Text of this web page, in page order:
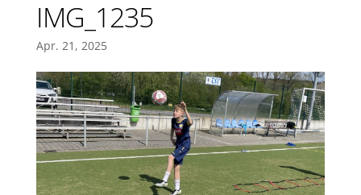
IMG_1235
Apr. 21, 2025